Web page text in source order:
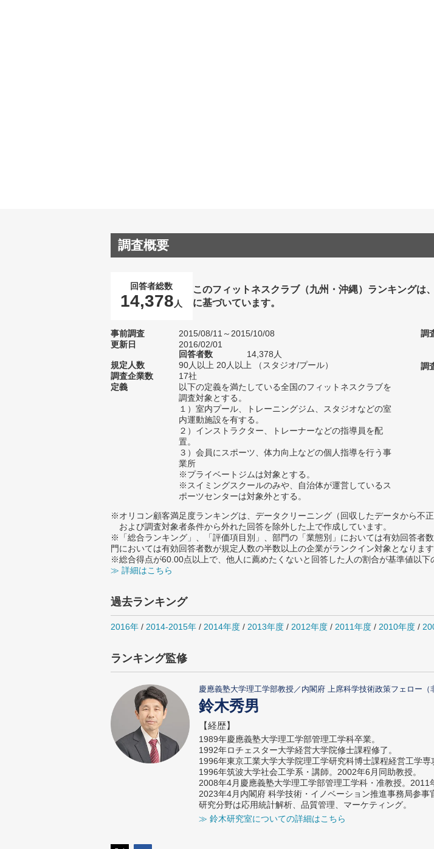
調査概要
回答者総数
14,378 人
このフィットネスクラブ（九州・沖縄）ランキングは
に基づいています。
事前調査
2015/08/11～2015/10/08
更新日
2016/02/01
回答者数
14,378人
規定人数
90人以上 20人以上 （スタジオ/プール）
調査企業数
17社
定義
以下の定義を満たしている全国のフィットネスクラブを
調査対象とする。
１）室内プール、トレーニングジム、スタジオなどの室
内運動施設を有する。
２）インストラクター、トレーナーなどの指導員を配
置。
３）会員にスポーツ、体力向上などの個人指導を行う事
業所
※プライベートジムは対象とする。
※スイミングスクールのみや、自治体が運営しているス
ポーツセンターは対象外とする。
調
調
※オリコン顧客満足度ランキングは、データクリーニング（回収したデータから不正
および調査対象者条件から外れた回答を除外した上で作成しています。
※「総合ランキング」、「評価項目別」、部門の「業態別」においては有効回答者
門においては有効回答者数が規定人数の半数以上の企業がランクイン対象となります
※総合得点が60.00点以上で、他人に薦めたくないと回答した人の割合が基準値以下
≫ 詳細はこちら
過去ランキング
2016年 / 2014-2015年 / 2014年度 / 2013年度 / 2012年度 / 2011年度 / 2010年度 /
ランキング監修
慶應義塾大学理工学部教授／内閣府 上席科学技術政策フェロー（
鈴木秀男
【経歴】
1989年慶應義塾大学理工学部管理工学科卒業。
1992年ロチェスター大学経営大学院修士課程修了。
1996年東京工業大学大学院理工学研究科博士課程経営工学専
1996年筑波大学社会工学系・講師。2002年6月同助教授。
2008年4月慶應義塾大学理工学部管理工学科・准教授。2011
2023年4月内閣府 科学技術・イノベーション推進事務局参
研究分野は応用統計解析、品質管理、マーケティング。
≫ 鈴木研究室についての詳細はこちら